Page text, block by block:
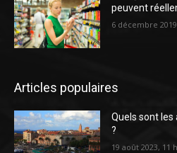
peuvent
6 décembre
Articles populaires
Quels sont les
?
19 août 2023, 11